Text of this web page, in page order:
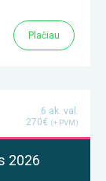
Plačiau
6 ak. val.
270€ (+ PVM)
2026